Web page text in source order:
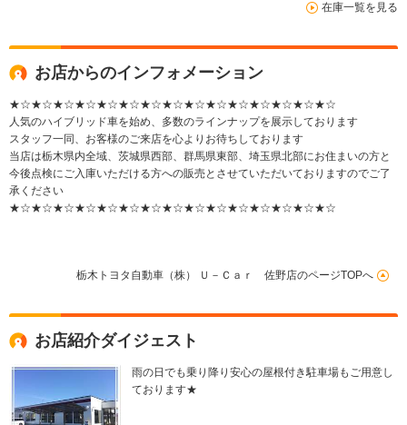
在庫一覧を見る
お店からのインフォメーション
★☆★☆★☆★☆★☆★☆★☆★☆★☆★☆★☆★☆★☆★☆★☆
人気のハイブリッド車を始め、多数のラインナップを展示しております
スタッフ一同、お客様のご来店を心よりお待ちしております
当店は栃木県内全域、茨城県西部、群馬県東部、埼玉県北部にお住まいの方と
今後点検にご入庫いただける方への販売とさせていただいておりますのでご了
承ください
★☆★☆★☆★☆★☆★☆★☆★☆★☆★☆★☆★☆★☆★☆★☆
栃木トヨタ自動車（株） Ｕ－Ｃａｒ 佐野店のページTOPへ
お店紹介ダイジェスト
雨の日でも乗り降り安心の屋根付き駐車場もご用意し
ております★